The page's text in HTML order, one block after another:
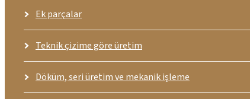
Ek parçalar
Teknik çizime göre üretim
Döküm, seri üretim ve mekanik işleme